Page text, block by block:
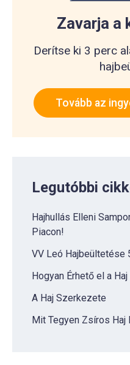
Zavarja a
Derítse ki 3 perc
Tovább az
Legutóbbi
Hajhullás Elleni
Piacon!
VV Leó Hajbeültetése
Hogyan Érhető el a
A Haj Szerkezete
Mit Tegyen Zsíros Haj